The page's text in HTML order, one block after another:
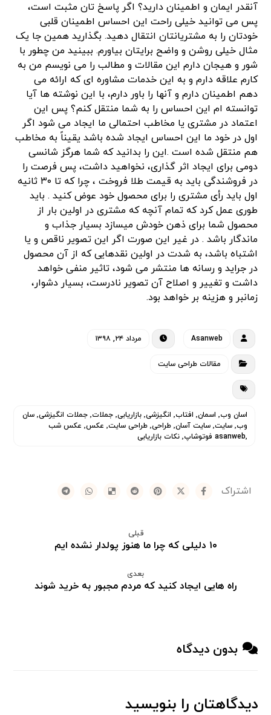
آنقدر ایمان و اطمینان دارید؟ اگر پاسخ تان مثبت است،
پس می توانید خیلی راحت این احساس اطمینان قلبی
خودتان را به مشتریانتان انتقال دهید. بگذارید همین جا یک
مثال خیلی روشن و واضح برایتان بیاورم. ببینید من چطور با
شور و هیجان دارم این مقالات و مطالب را می نویسم من به
کارم علاقه دارم و به این خدمات مشاوره ای که ارائه می
دهم اطمینان دارم و آنها را باور دارم، با این نوشته ها آیا
توانسته ام این احساس را به شما منتقل کنم؟ پس این
اعتماد در مشتری یا مخاطب احتمالی ما ایجاد می شود اگر
اول در خود ما این احساس ایجاد شده باشد یقیناً به مخاطب
هم منتقل شده است .این را بدانید که شما هرگز شانسی
دومی برای ایجاد اثر گذاری، نخواهید داشت، پس فرصت را
در فروشندگی باید به قیمت طلا فروخت ، چرا که تا ۳۰ ثانیه
اول باید رأی مشتری را برای محصول خود عوض کنید . باید
طوری عمل کرد که تمام آنچه که مشتری در اولین بار از
محصول شما برای ذهن خودش میسازد بسیار جذاب و
ماندگار باشد . در غیر این صورت اگر این تصویر ناقص و یا
اشتباه باشد، به شدت در اولین نقدهایی که از آن محصول
در جراید و رسانه ها منتشر می شود، تاثیر منفی خواهد
داشت و تغییر و اصلاح آن تصویر نادرست، بسیار دشوار،
زمانبر و هزینه بر خواهد بود.
Asanweb مرداد ۲۴, ۱۳۹۸
مقالات طراحی سایت
اسان وب٬ اسمان٬ افتاب٬ انگیزشی٬ بازاریابی٬ جملات٬ جملات انگیزشی٬ سان
وب٬ سایت٬ سایت آسان٬ طراحی٬ طراحی سایت٬ عکس٬ عکس شب
asanweb٬ فوتوشاپ٬ نکات بازاریابی
قبلی
۱۰ دلیلی که چرا ما هنوز پولدار نشده ایم
بعدی
راه هایی ایجاد کنید که مردم مجبور به خرید شوند
بدون دیدگاه
دیدگاهتان را بنویسید